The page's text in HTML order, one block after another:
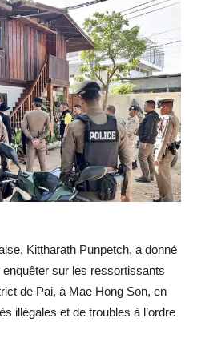
Kittharath Punpetch, a donné
sur les ressortissants
de Pai, à Mae Hong Son, en
illégales et de troubles à l’ordre